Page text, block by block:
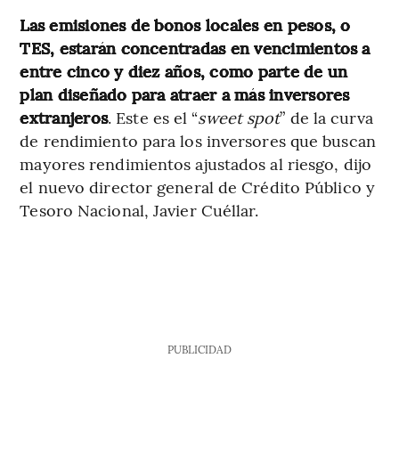
Las emisiones de bonos locales en pesos, o
TES, estarán concentradas en vencimientos a
entre cinco y diez años, como parte de un
plan diseñado para atraer a más inversores
extranjeros. Este es el “sweet spot” de la curva
de rendimiento para los inversores que buscan
mayores rendimientos ajustados al riesgo, dijo
el nuevo director general de Crédito Público y
Tesoro Nacional, Javier Cuéllar.
PUBLICIDAD